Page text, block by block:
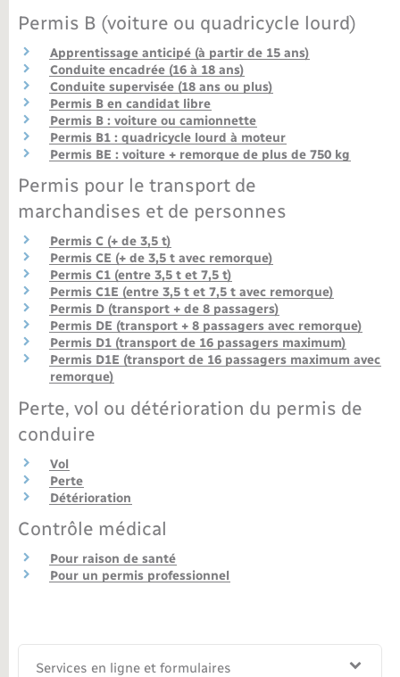
Tourisme
Nouvel habitant
Nouvelle activité
Numérique
Organisation d’événement
Sécurité - Prévention
Seniors
Transports
Voirie et espace public
Permis B (voiture ou quadricycle lourd)
Apprentissage anticipé (à partir de 15 ans)
Conduite encadrée (16 à 18 ans)
Conduite supervisée (18 ans ou plus)
Permis B en candidat libre
Permis B : voiture ou camionnette
Permis B1 : quadricycle lourd à moteur
Permis BE : voiture + remorque de plus de 750 kg
Permis pour le transport de
marchandises et de personnes
Permis C (+ de 3,5 t)
Permis CE (+ de 3,5 t avec remorque)
Permis C1 (entre 3,5 t et 7,5 t)
Permis C1E (entre 3,5 t et 7,5 t avec remorque)
Permis D (transport + de 8 passagers)
Permis DE (transport + 8 passagers avec remorque)
Permis D1 (transport de 16 passagers maximum)
Permis D1E (transport de 16 passagers maximum avec
remorque)
Perte, vol ou détérioration du permis de
conduire
Vol
Perte
Détérioration
Contrôle médical
Pour raison de santé
Pour un permis professionnel
Services en ligne et formulaires